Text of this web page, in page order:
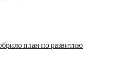
план по развитию